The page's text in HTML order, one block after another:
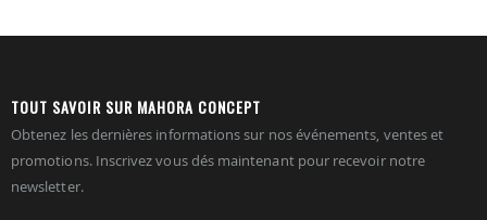
TOUT SAVOIR SUR MAHORA CONCEPT
Obtenez les dernières informations sur nos événements, ventes et
promotions. Inscrivez vous dés maintenant pour recevoir notre
newsletter.